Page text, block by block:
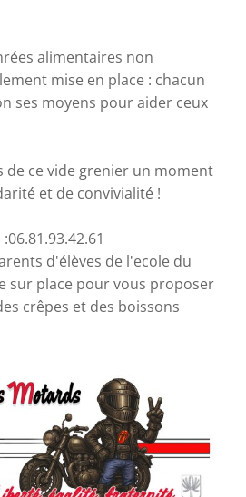
alimentaires non
mise en place : chacun
ses moyens pour aider ceux
de ce vide grenier un moment
et de convivialité !
d'élèves de l'ecole du
sur place pour vous proposer
crêpes et des boissons